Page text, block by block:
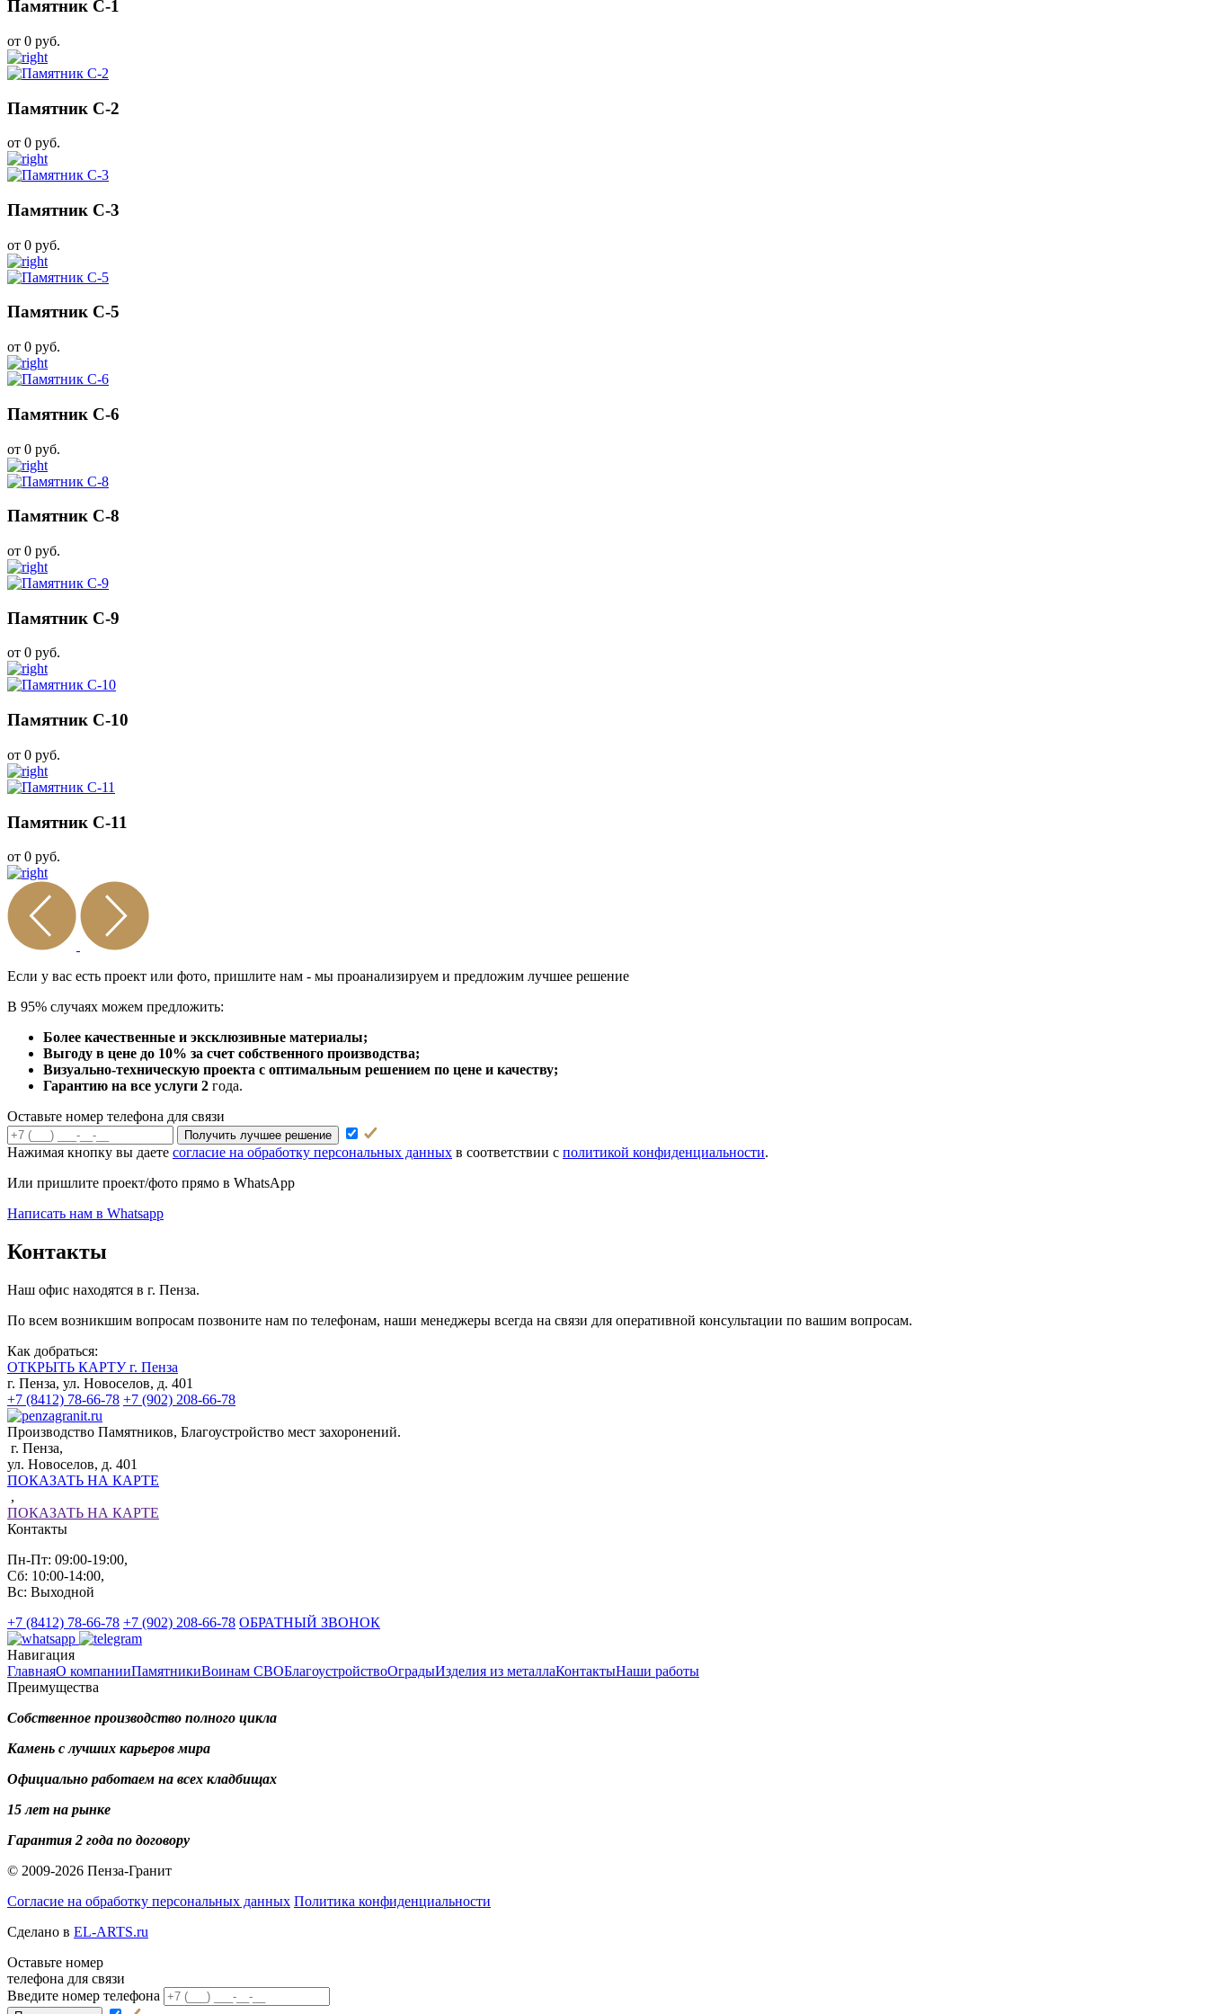
Памятник С-1
от 0 руб.
Памятник С-2
от 0 руб.
Памятник С-3
от 0 руб.
Памятник С-5
от 0 руб.
Памятник С-6
от 0 руб.
Памятник С-8
от 0 руб.
Памятник С-9
от 0 руб.
Памятник С-10
от 0 руб.
Памятник С-11
от 0 руб.
Если у вас есть проект или фото, пришлите нам - мы проанализируем и предложим лучшее решение
В 95% случаях можем предложить:
Более качественные и эксклюзивные материалы;
Выгоду в цене до 10% за счет собственного производства;
Визуально-техническую проекта с оптимальным решением по цене и качеству;
Гарантию на все услуги 2 года.
Оставьте номер телефона для связи
Получить лучшее решение
Нажимая кнопку вы даете согласие на обработку персональных данных в соответствии с политикой конфиденциальности.
Или пришлите проект/фото прямо в WhatsApp
Написать нам в Whatsapp
Контакты
Наш офис находятся в г. Пенза.
По всем возникшим вопросам позвоните нам по телефонам, наши менеджеры всегда на связи для оперативной консультации по вашим вопросам.
Как добраться:
ОТКРЫТЬ КАРТУ г. Пенза
г. Пенза, ул. Новоселов, д. 401
+7 (8412) 78-66-78 +7 (902) 208-66-78
Производство Памятников, Благоустройство мест захоронений.
г. Пенза,
ул. Новоселов, д. 401
ПОКАЗАТЬ НА КАРТЕ
,
ПОКАЗАТЬ НА КАРТЕ
Контакты
Пн-Пт: 09:00-19:00,
Сб: 10:00-14:00,
Вс: Выходной
+7 (8412) 78-66-78 +7 (902) 208-66-78 ОБРАТНЫЙ ЗВОНОК
Навигация
ГлавнаяО компанииПамятникиВоинам СВОБлагоустройствоОградыИзделия из металлаКонтактыНаши работы
Преимущества
Собственное производство полного цикла
Камень с лучших карьеров мира
Официально работаем на всех кладбищах
15 лет на рынке
Гарантия 2 года по договору
© 2009-2026 Пенза-Гранит
Согласие на обработку персональных данных Политика конфиденциальности
Сделано в EL-ARTS.ru
Оставьте номер
телефона для связи
Введите номер телефона